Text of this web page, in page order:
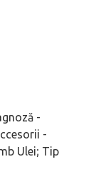
-
-
Ulei; Tip